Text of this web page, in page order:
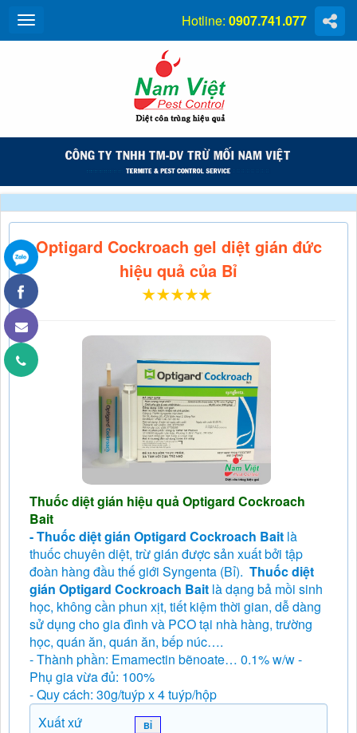
Hotline: 0907.741.077
Optigard Cockroach gel diệt gián đức
hiệu quả của Bỉ
Thuốc diệt gián hiệu quả Optigard Cockroach
Bait
- Thuốc diệt gián Optigard Cockroach Bait là
thuốc chuyên diệt, trừ gián được sản xuất bởi tập
đoàn hàng đầu thế giới Syngenta (Bỉ). Thuốc diệt
gián Optigard Cockroach Bait là dạng bả mồi sinh
học, không cần phun xịt, tiết kiệm thời gian, dễ dàng
sử dụng cho gia đình và PCO tại nhà hàng, trường
học, quán ăn, quán ăn, bếp núc….
- Thành phần: Emamectin bẽnoate… 0.1% w/w -
Phụ gia vừa đủ: 100%
- Quy cách: 30g/tuýp x 4 tuýp/hộp
Xuất xứ
BỈ